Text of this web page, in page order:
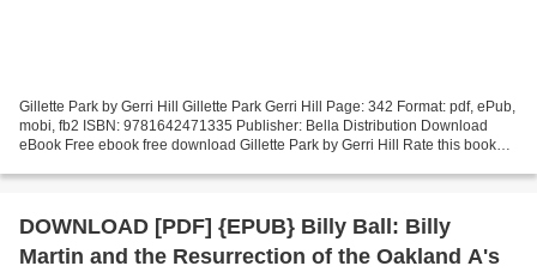
Gillette Park by Gerri Hill Gillette Park Gerri Hill Page: 342 Format: pdf, ePub,
mobi, fb2 ISBN: 9781642471335 Publisher: Bella Distribution Download
eBook Free ebook free download Gillette Park by Gerri Hill Rate this book
DOWNLOAD [PDF] {EPUB} Billy Ball: Billy
Martin and the Resurrection of the Oakland A's